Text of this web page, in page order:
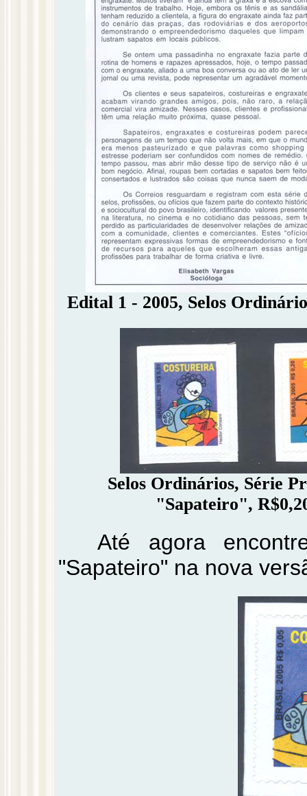
Edital 1 - 2005, Selos
Selos Ordinários, Série
"Sapateiro",
Até agora
"Sapateiro" na nova